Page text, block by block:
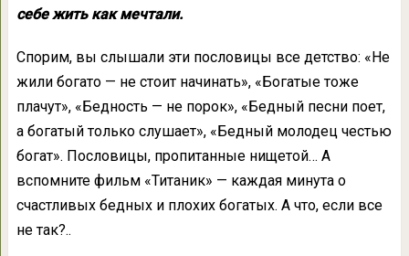
себе жить как мечтали.
Спорим, вы слышали эти пословицы все детство: «Не
жили богато — не стоит начинать», «Богатые тоже
плачут», «Бедность — не порок», «Бедный песни поет,
а богатый только слушает», «Бедный молодец честью
богат». Пословицы, пропитанные нищетой… А
вспомните фильм «Титаник» — каждая минута о
счастливых бедных и плохих богатых. А что, если все
не так?..